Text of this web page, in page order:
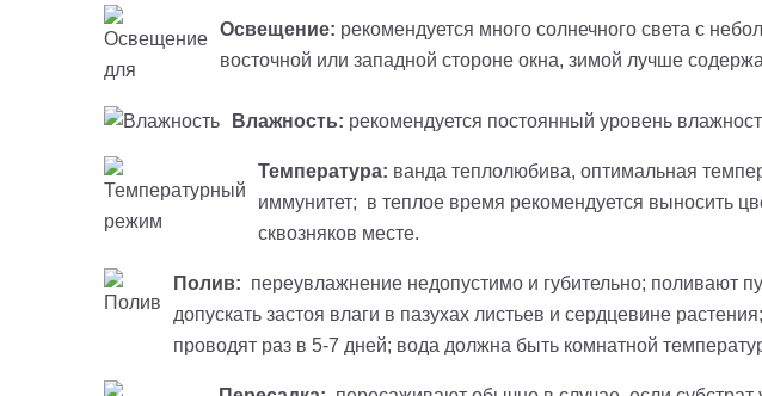
Освещение: рекомендуется много солнечного света с
восточной или западной стороне окна, зимой лучше
Влажность: рекомендуется постоянный уровень
Температура: ванда теплолюбива, оптимальная
иммунитет; в теплое время рекомендуется выносить
сквозняков месте.
Полив: переувлажнение недопустимо и губительно; поливают
допускать застоя влаги в пазухах листьев и сердцевине
проводят раз в 5-7 дней; вода должна быть комнатной